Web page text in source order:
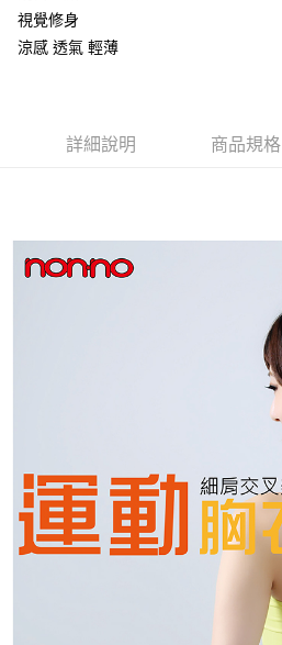
悠遊付
每筆NT$90，滿NT$999(含以上)免運費
宅配
每筆NT$90，滿NT$999(含以上)免運費
視覺修身
涼感 透氣 輕薄
詳細說明 商品規格